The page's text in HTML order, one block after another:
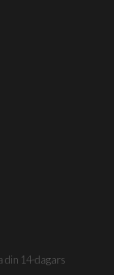
din 14-dagars